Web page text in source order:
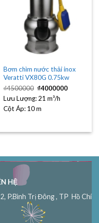
Bơm chìm nước thải inox
Veratti VX80G 0.75kw
₫4500000 Giá
gốc
là:
₫4000000Giá
hiện
Lưu Lượng:21 m³/h
Cột Áp: 10 m
HỆ
P.Bình Trị Đông , TP Hồ Chí